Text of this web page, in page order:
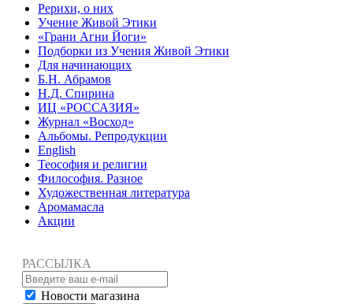
Рерихи, о них
Учение Живой Этики
«Грани Агни Йоги»
Подборки из Учения Живой Этики
Для начинающих
Б.Н. Абрамов
Н.Д. Спирина
ИЦ «РОССАЗИЯ»
Журнал «Восход»
Альбомы. Репродукции
English
Теософия и религии
Философия. Разное
Художественная литература
Аромамасла
Акции
РАССЫЛКА
Новости магазина